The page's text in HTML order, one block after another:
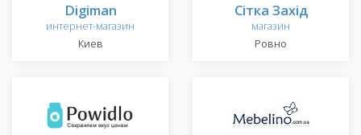
Digiman
интернет-магазин
Киев
Сітка Захід
магазин
Ровно